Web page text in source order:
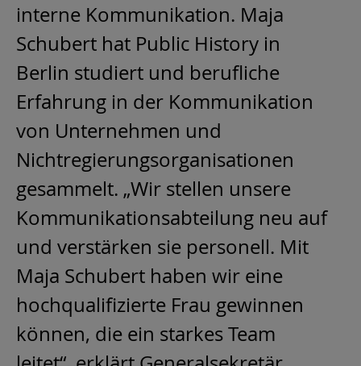
interne Kommunikation. Maja
Schubert hat Public History in
Berlin studiert und berufliche
Erfahrung in der Kommunikation
von Unternehmen und
Nichtregierungsorganisationen
gesammelt. „Wir stellen unsere
Kommunikationsabteilung neu auf
und verstärken sie personell. Mit
Maja Schubert haben wir eine
hochqualifizierte Frau gewinnen
können, die ein starkes Team